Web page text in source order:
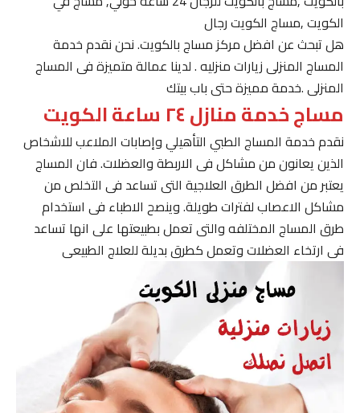
الكويت ,مساج الكويت رجال
هل تبحث عن افضل مركز مساج بالكويت. نحن نقدم خدمة
المساج المنزلى زيارات منزليه . لدينا عمالة متميزة فى المساج
المنزلى .خدمة مميزة حتى باب بيتك
مساج خدمة منازل ٢٤ ساعة الكويت
نقدم خدمة المساج الطبي التأهيلي وإصابات الملاعب للاشخاص
الذين يعانون من مشاكل فى الاربطة والعضلات. فان المساج
يعتبر من افضل الطرق العلاجية التى تساعد فى التخلص من
مشاكل الاعصاب لفترات طويلة. وينصح الاطباء فى استخدام
طرق المساج المختلفه والتى تعمل بطبيعتها على انها تساعد
فى ارتخاء العضلات وتعمل كطرق بديلة للعلاج الطبيعى